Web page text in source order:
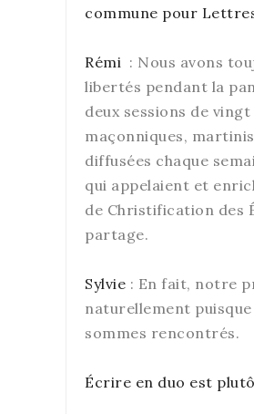
commune pour
Rémi : Nous avons
libertés pendant la
deux sessions de
maçonniques,
diffusées chaque
qui appelaient et
de Christification des
partage.
Sylvie : En fait, notre
naturellement
sommes rencontrés.
Écrire en duo est